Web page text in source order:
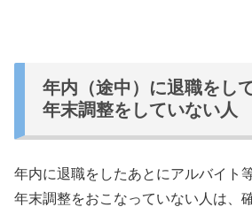
年内（途中）に退職をし
年末調整をしていない人
年内に退職をしたあとにアルバイト
年末調整をおこなっていない人は、